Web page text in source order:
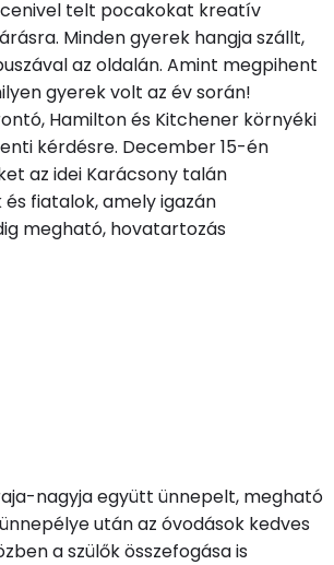
telt pocakokat kreatív
Minden gyerek hangja szállt,
az oldalán. Amint megpihent
gyerek volt az év során!
Hamilton és Kitchener környéki
kérdésre. December 15-én
az idei Karácsony talán
fiatalok, amely igazán
megható, hovatartozás
nagyja együtt ünnepelt, megható
után az óvodások kedves
a szülők összefogása is